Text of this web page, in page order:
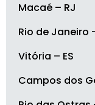
Macaé – RJ
Rio de Janeiro
Vitória – ES
Campos dos